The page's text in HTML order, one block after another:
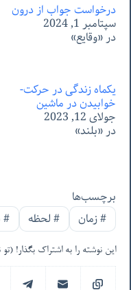
درخواست جواب از درون
سپتامبر 1, 2024
در «وقایع»
یکماه زندگی در حرکت-
خوابیدن در ماشین
جولای 12, 2023
در «بلند»
برچسب‌ها
#زمان #لحظه #
این نوشته را به اشتراک بگذار!